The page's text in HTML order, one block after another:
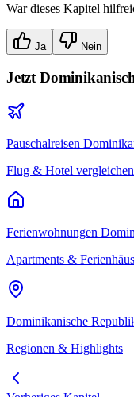
War dieses Kapitel
Ja Nein
Jetzt
Pauschalreisen
Flug & Hotel vergleichen
Ferienwohnungen
Apartments &
Dominikanische
Regionen & Highlights